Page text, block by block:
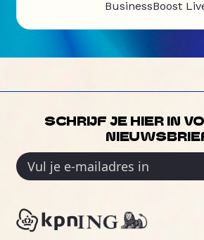
BusinessBoost
SCHRIJF JE HIER IN